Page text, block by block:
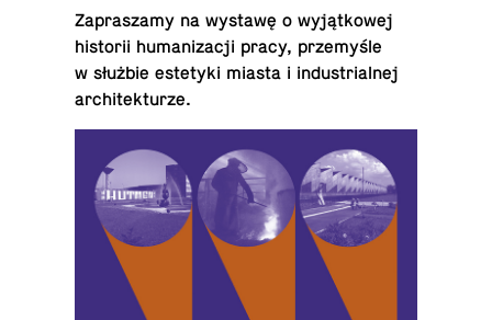
Za­pra­sza­my na wystawę o wy­jąt­ko­wej
hi­sto­rii hu­ma­ni­za­cji pracy, prze­my­śle
w służbie es­te­ty­ki miasta i in­du­strial­nej
architekturze.